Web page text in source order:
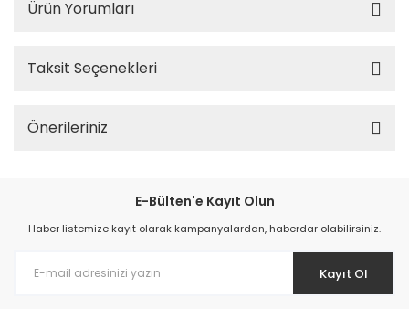
Ürün Yorumları
Taksit Seçenekleri
Önerileriniz
E-Bülten'e Kayıt Olun
Haber listemize kayıt olarak kampanyalardan, haberdar olabilirsiniz.
Kayıt Ol